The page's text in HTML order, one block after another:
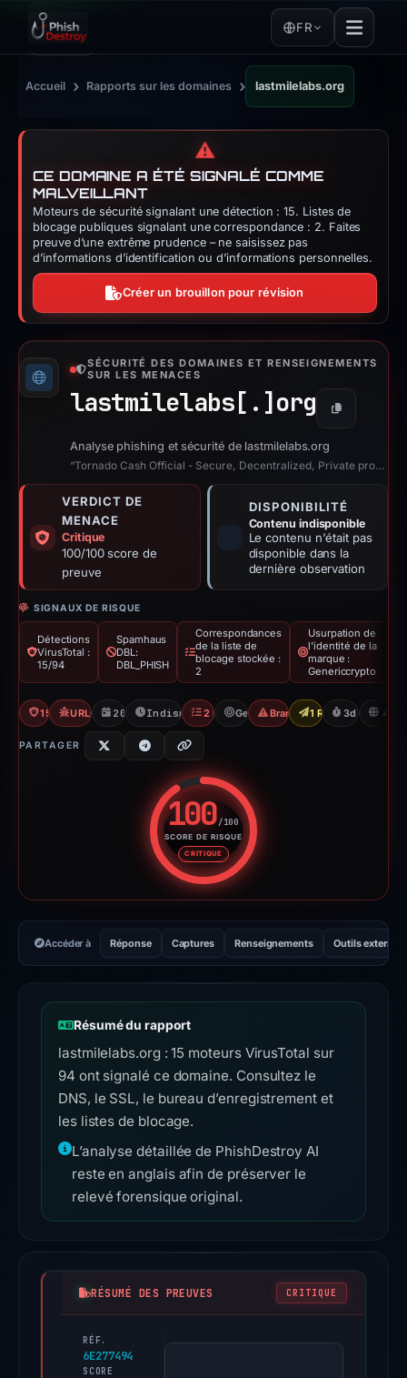
FR
Accueil › Rapports sur les domaines › lastmilelabs.org
⚠️
CE DOMAINE A ÉTÉ SIGNALÉ COMME
MALVEILLANT
Moteurs de sécurité signalant une détection : 15. Listes de
blocage publiques signalant une correspondance : 2. Faites
preuve d’une extrême prudence – ne saisissez pas
d’informations d’identification ou d’informations personnelles.
Créer un brouillon pour révision
SÉCURITÉ DES DOMAINES ET RENSEIGNEMENTS
SUR LES MENACES
lastmilelabs[.] org Copier
Analyse phishing et sécurité de lastmilelabs.org
“Tornado Cash Official - Secure, Decentralized, Private protocol”
VERDICT DE
MENACE
Critique
100/100 score de
preuve
DISPONIBILITÉ
Contenu indisponible
Le contenu n'était pas
disponible dans la
dernière observation
SIGNAUX DE RISQUE
Détections
VirusTotal :
15/94
Spamhaus
DBL:
DBL_PHISH
Correspondances
de la liste de
blocage stockée :
2
Usurpation de
l'identité de la
marque :
Genericcrypto
15/94 VTURLQuery: 3 detections
20/04/2026Indisponible depuis 23/04/2026
2 BlocklistsGenericcryptoBrand Impersonation
1 Report Sent
3d to
PARTAGER
100/100
SCORE DE RISQUE
CRITIQUE
Score de risque : 100 sur
Accéder à Réponse Captures Renseignements Outils externes
Résumé du rapport
lastmilelabs.org : 15 moteurs VirusTotal sur
94 ont signalé ce domaine. Consultez le
DNS, le SSL, le bureau d’enregistrement et
les listes de blocage.
L’analyse détaillée de PhishDestroy AI
reste en anglais afin de préserver le
relevé forensique original.
RÉSUMÉ DES PREUVES CRITIQUE
RÉF.
6E277494
SCORE
PhishDestroy